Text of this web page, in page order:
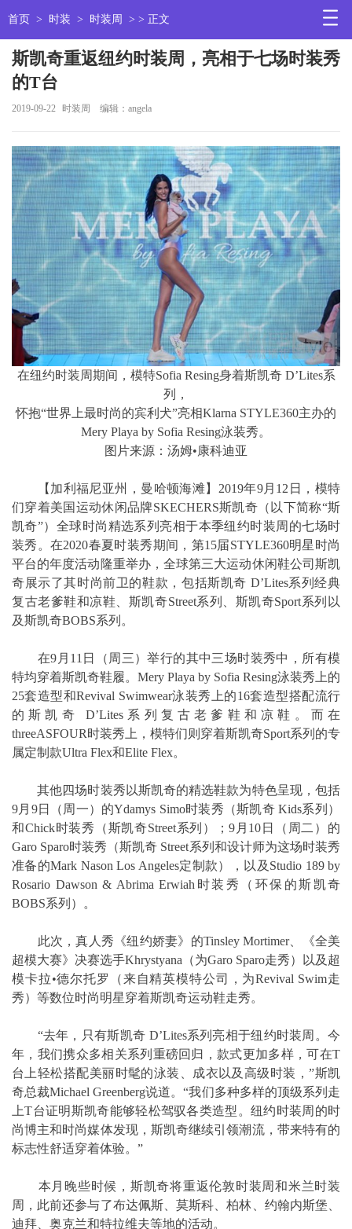
首页 > 时装 > 时装周 > > 正文
斯凯奇重返纽约时装周，亮相于七场时装秀
的T台
2019-09-22 时装周 编辑：angela
在纽约时装周期间，模特Sofia Resing身着斯凯奇 D’Lites系
列，
怀抱“世界上最时尚的宾利犬”亮相Klarna STYLE360主办的
Mery Playa by Sofia Resing泳装秀。
图片来源：汤姆•康科迪亚
【加利福尼亚州，曼哈顿海滩】2019年9月12日，模特
们穿着美国运动休闲品牌SKECHERS斯凯奇（以下简称“斯
凯奇”）全球时尚精选系列亮相于本季纽约时装周的七场时
装秀。在2020春夏时装秀期间，第15届STYLE360明星时尚
平台的年度活动隆重举办，全球第三大运动休闲鞋公司斯凯
奇展示了其时尚前卫的鞋款，包括斯凯奇 D’Lites系列经典
复古老爹鞋和凉鞋、斯凯奇Street系列、斯凯奇Sport系列以
及斯凯奇BOBS系列。
在9月11日（周三）举行的其中三场时装秀中，所有模
特均穿着斯凯奇鞋履。Mery Playa by Sofia Resing泳装秀上的
25套造型和Revival Swimwear泳装秀上的16套造型搭配流行
的斯凯奇 D’Lites系列复古老爹鞋和凉鞋。而在
threeASFOUR时装秀上，模特们则穿着斯凯奇Sport系列的专
属定制款Ultra Flex和Elite Flex。
其他四场时装秀以斯凯奇的精选鞋款为特色呈现，包括
9月9日（周一）的Ydamys Simo时装秀（斯凯奇 Kids系列）
和Chick时装秀（斯凯奇Street系列）；9月10日（周二）的
Garo Sparo时装秀（斯凯奇 Street系列和设计师为这场时装秀
准备的Mark Nason Los Angeles定制款），以及Studio 189 by
Rosario Dawson & Abrima Erwiah时装秀（环保的斯凯奇
BOBS系列）。
此次，真人秀《纽约娇妻》的Tinsley Mortimer、《全美
超模大赛》决赛选手Khrystyana（为Garo Sparo走秀）以及超
模卡拉•德尔托罗（来自精英模特公司，为Revival Swim走
秀）等数位时尚明星穿着斯凯奇运动鞋走秀。
“去年，只有斯凯奇 D’Lites系列亮相于纽约时装周。今
年，我们携众多相关系列重磅回归，款式更加多样，可在T
台上轻松搭配美丽时髦的泳装、成衣以及高级时装，”斯凯
奇总裁Michael Greenberg说道。“我们多种多样的顶级系列走
上T台证明斯凯奇能够轻松驾驭各类造型。纽约时装周的时
尚博主和时尚媒体发现，斯凯奇继续引领潮流，带来特有的
标志性舒适穿着体验。”
本月晚些时候，斯凯奇将重返伦敦时装周和米兰时装
周，此前还参与了布达佩斯、莫斯科、柏林、约翰内斯堡、
迪拜、奥克兰和特拉维夫等地的活动。